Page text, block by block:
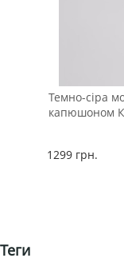
Темно-сіра
капюшоном
1299 грн.
Теги